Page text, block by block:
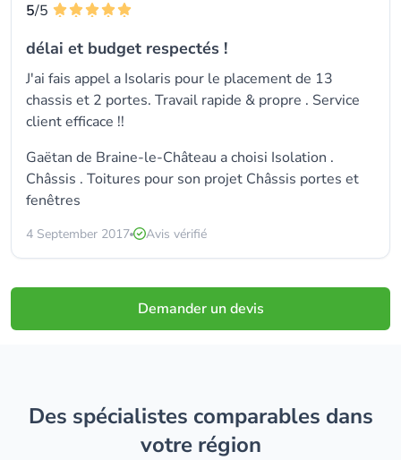
5/5
délai et budget respectés !
J'ai fais appel a Isolaris pour le placement de 13
chassis et 2 portes. Travail rapide & propre . Service
client efficace !!
Gaëtan de Braine-le-Château a choisi Isolation .
Châssis . Toitures pour son projet Châssis portes et
fenêtres
4 September 2017 Avis vérifié
Demander un devis
Des spécialistes comparables dans
votre région